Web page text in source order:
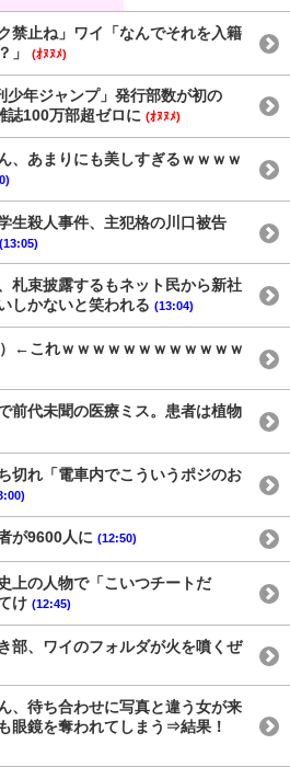
禁止ね」ワイ「なんでそれを入籍
」
(ｵﾇﾇﾒ)
少年ジャンプ」発行部数が初の
100万部超ゼロに (ｵﾇﾇﾒ)
、あまりにも美しすぎるｗｗｗｗ
生殺人事件、主犯格の川口被告
(13:05)
札束披露するもネット民から新社
しかないと笑われる (13:04)
←これｗｗｗｗｗｗｗｗｗｗｗｗ
前代未聞の医療ミス。患者は植物
切れ「電車内でこういうポジのお
が9600人に (12:50)
上の人物で「こいつチートだ
け (12:45)
部、ワイのフォルダが火を噴くぜ
、待ち合わせに写真と違う女が来
眼鏡を奪われてしまう⇒結果！